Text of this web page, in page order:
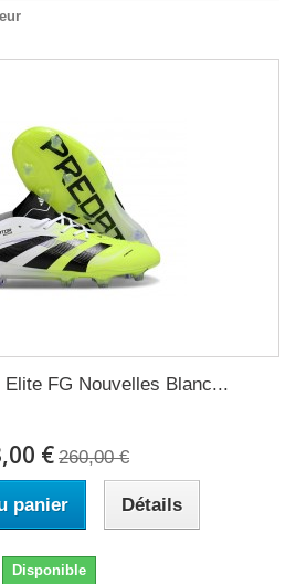
FG Nouvelles Blanc...
€ 260,00 €
panier Détails
Disponible